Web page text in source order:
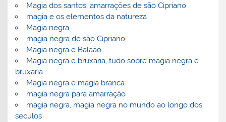
Magia dos santos, amarrações de são Cipriano
magia e os elementos da natureza
Magia negra
magia negra de são Cipriano
Magia negra e Balaão
Magia negra e bruxaria, tudo sobre magia negra e
bruxaria
Magia negra e magia branca
magia negra para amarração
magia negra, magia negra no mundo ao longo dos
seculos